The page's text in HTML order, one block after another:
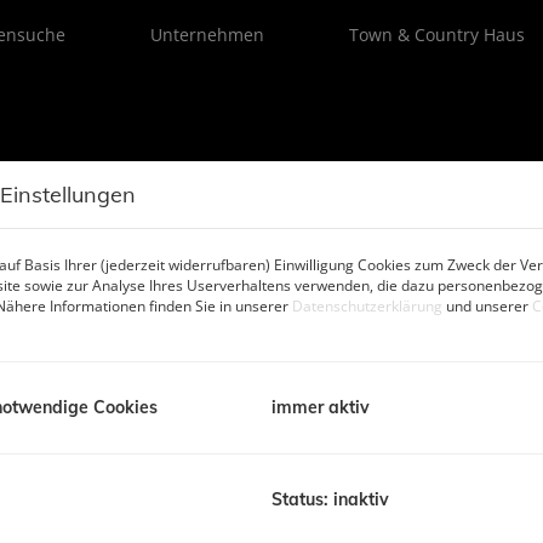
Unternehmen Town & Country Haus
kein Objekt verpassen, informieren wir Sie mit
Vorname
Basis Ihrer (jederzeit widerrufbaren) Einwilligung Cookies zum Zweck der
sowie zur Analyse Ihres Userverhaltens verwenden, die dazu
Informationen finden Sie in unserer Datenschutzerklärung und unserer
Cookies immer aktiv
Status: inaktiv